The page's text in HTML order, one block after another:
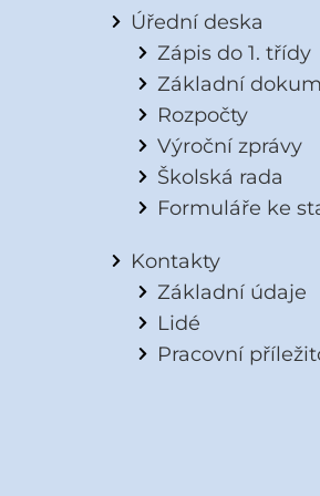
Úřední deska
Zápis do 1. třídy
Základní
Rozpočty
Výroční zprávy
Školská rada
Formuláře ke
Kontakty
Základní údaje
Lidé
Pracovní